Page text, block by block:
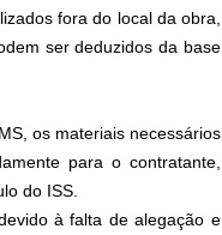
fora do local da obra,
ser deduzidos da base
os materiais necessários
para o contratante,
do ISS.
à falta de alegação e